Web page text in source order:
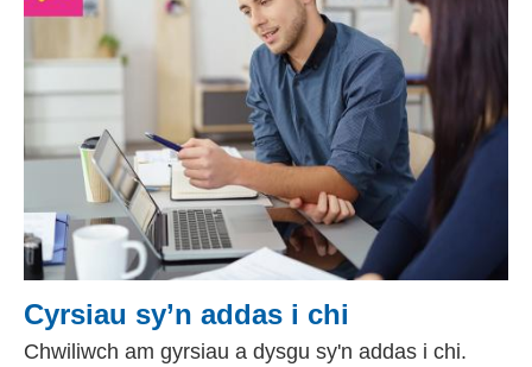
Cyrsiau sy’n addas i chi
Chwiliwch am gyrsiau a dysgu sy'n addas i chi.